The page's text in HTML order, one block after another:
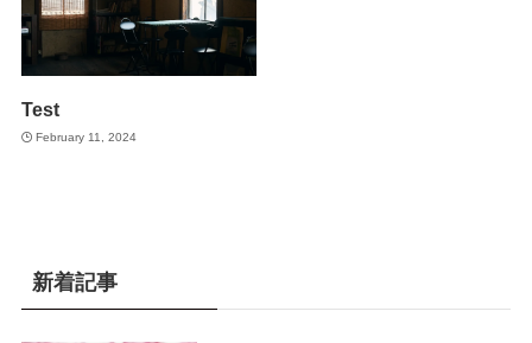
Test
February 11, 2024
新着記事